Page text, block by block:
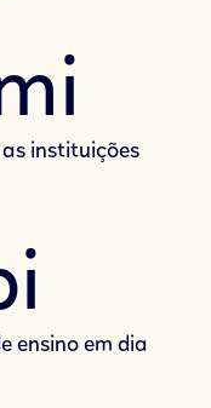
instituições
ensino em dia